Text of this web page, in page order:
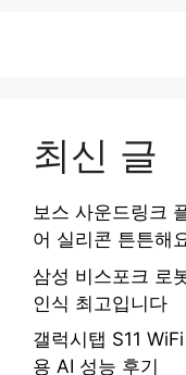
최신 글
보스 사운드링크
어 실리콘 튼튼해
삼성 비스포크 로
인식 최고입니다
갤럭시탭 S11
용 AI 성능 후기